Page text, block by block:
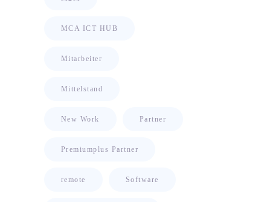
MCA ICT HUB
Mitarbeiter
Mittelstand
New Work Partner
Premiumplus Partner
remote Software